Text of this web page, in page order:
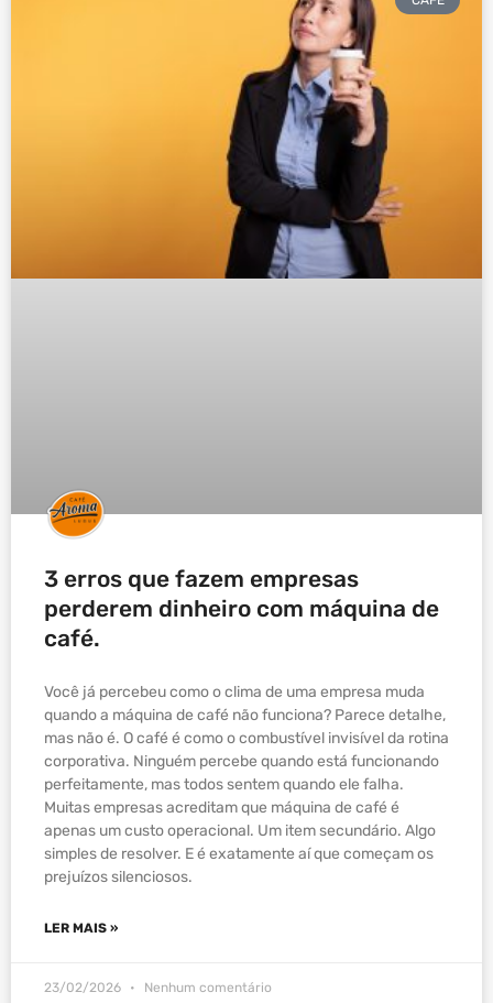
3 erros que fazem empresas
perderem dinheiro com máquina de
café.
Você já percebeu como o clima de uma empresa muda
quando a máquina de café não funciona? Parece detalhe,
mas não é. O café é como o combustível invisível da rotina
corporativa. Ninguém percebe quando está funcionando
perfeitamente, mas todos sentem quando ele falha.
Muitas empresas acreditam que máquina de café é
apenas um custo operacional. Um item secundário. Algo
simples de resolver. E é exatamente aí que começam os
prejuízos silenciosos.
LER MAIS »
23/02/2026 Nenhum comentário